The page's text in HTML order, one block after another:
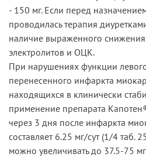
- 150 мг. Если перед
проводилась терапия
наличие выраженного
электролитов и ОЦК.
При нарушениях функции
перенесенного инфаркта
находящихся в клинически
применение препарата
через 3 дня после инфаркта
составляет 6.25 мг/сут (1/4 таб.
можно увеличивать до 37.5-75